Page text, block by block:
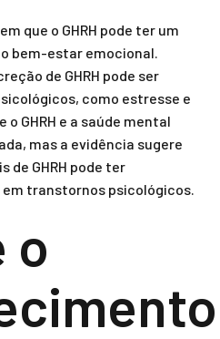
que o GHRH pode ter um
bem-estar emocional.
de GHRH pode ser
como estresse e
GHRH e a saúde mental
mas a evidência sugere
de GHRH pode ter
transtornos psicológicos.
o